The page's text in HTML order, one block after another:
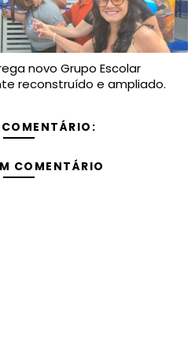
novo Grupo Escolar
reconstruído e ampliado.
COMENTÁRIO